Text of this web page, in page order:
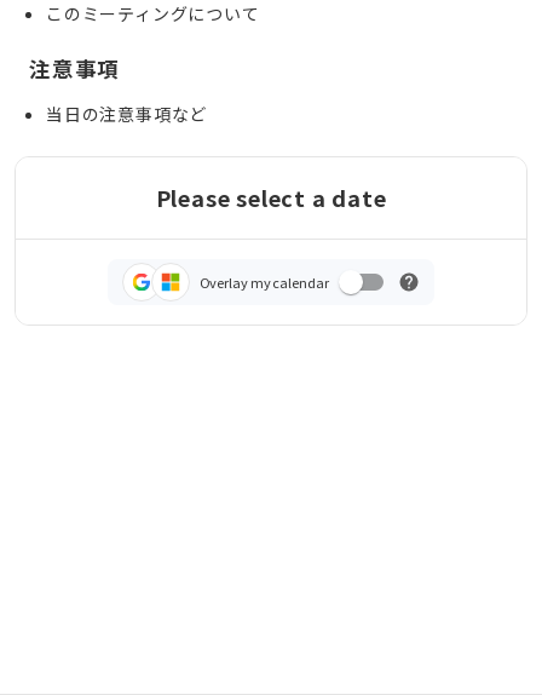
このミーティングについて
注意事項
当日の注意事項など
Please select a date
Overlay my calendar